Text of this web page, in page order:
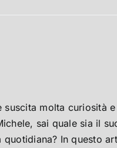
molta curiosità
sai quale sia il
In questo